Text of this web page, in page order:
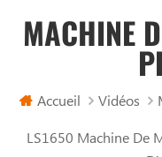
MACHINE
Accueil Vidéos
LS1650 Machine De